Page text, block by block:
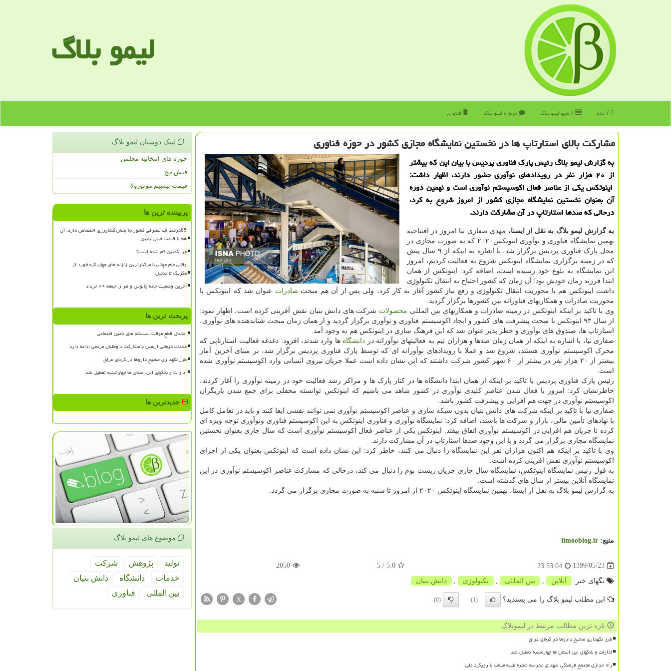
لیمو بلاگ
خانه آرشیو لیمو بلاگ درباره لیمو بلاگ فناوری
مشاركت بالای استارتاپ ها در نخستین نمایشگاه مجازی كشور در حوزه فناوری
به گزارش لیمو بلاگ رئیس پارك فناوری پردیس با بیان این كه بیشتر
از ۲۰ هزار نفر در رویدادهای نوآوری حضور دارند، اظهار داشت:
اینوتكس یكی از عناصر فعال اكوسیستم نوآوری است و نهمین دوره
آن بعنوان نخستین نمایشگاه مجازی كشور از امروز شروع به كرد،
درحالی كه صدها استارتاپ در آن مشاركت دارند.
به گزارش لیمو بلاگ به نقل از ایسنا، مهدی صفاری نیا امروز در افتتاحیه
نهمین نمایشگاه فناوری و نوآوری اینوتکس۲۰۲۰ که به صورت مجازی در
محل پارک فناوری پردیس برگزار شد، با اشاره به اینکه از ۹ سال پیش
که در زمینه برگزاری نمایشگاه اینوتکس شروع به فعالیت کردیم، امروز
این نمایشگاه به بلوع خود رسیده است، اضافه کرد: اینوتکس از همان
ابتدا فرزند زمان خودش بود؛ آن زمان که کشور احتیاج به انتقال تکنولوژی
داشت اینوتکس هم با محوریت انتقال تکنولوژی و رفع نیاز کشور آغاز به کار کرد، ولی پس از آن هم مبحث صادرات عنوان شد که اینوتکس با
محوریت صادرات و همکاریهای فناورانه بین کشورها برگزار گردید.
وی با تاکید بر اینکه اینوتکس در زمینه صادرات و همکاریهای بین المللی محصولات شرکت های دانش بنیان نقش آفرینی کرده است، اظهار نمود:
از سال ۹۳ اینوتکس با مبحث پیشرفت های کشور و ایجاد اکوسیستم فناوری و نوآوری برگزار گردید و از همان زمان مبحث شتابدهنده های نوآوری،
استارتاپ ها، صندوق های نوآوری و خطر پذیر عنوان شد که این فرهنگ سازی در اینوتکس هم به وجود آمد.
صفاری نیا، با اشاره به اینکه از همان زمان صدها و هزاران تیم به فعالیتهای نوآورانه در دانشگاه ها وارد شدند، افزود: دغدغه فعالیت استارتاپی که
محرک اکوسیستم نوآوری هستند، شروع شد و عملا با رویدادهای نوآورانه ای که توسط پارک فناوری پردیس برگزار شد، بر مبنای آخرین آمار
بیشتر از ۲۰ هزار نفر در بیشتر از ۶۰ شهر کشور شرکت داشتند که این نشان داده است عملا جریان نیروی انسانی وارد اکوسیستم نوآوری شده
است.
رئیس پارک فناوری پردیس با تاکید بر اینکه از همان ابتدا دانشگاه ها در کنار پارک ها و مراکز رشد فعالیت خود در زمینه نوآوری را آغاز کردند،
خاطرنشان کرد: امروز با فعال شدن عناصر کلیدی نوآوری در کشور شاهد می باشیم که اینوتکس توانسته محفلی برای جمع شدن بازیگران
اکوسیستم نوآوری در جهت هم افزایی و پیشرفت کشور باشد.
صفاری نیا با تاکید بر اینکه شرکت های دانش بنیان بدون شبکه سازی و عناصر اکوسیستم نوآوری نمی توانند نقشی ایفا کنند و باید در تعامل کامل
با نهادهای تأمین مالی، بازار و شرکت ها باشند، اضافه کرد: نمایشگاه نوآوری و فناوری اینوتکس به این اکوسیستم فناوری ونوآوری توجه ویژه ای
کرده تا جریان هم افزایی در اکوسیستم نوآوری اتفاق بیفتد. اینوتکس یکی از عناصر فعال اکوسیستم نوآوری است که سال جاری بعنوان نخستین
نمایشگاه مجازی برگزار می گردد و با این وجود صدها استارتاپ در آن مشارکت دارند.
وی با تاکید بر اینکه هم اکنون هزاران نفر این نمایشگاه را دنبال می کنند، خاطر کرد: این نشان داده است که اینوتکس بعنوان یکی از اجزای
اکوسیستم نوآوری نقش افرینی کرده است.
به قول رئیس نمایشگاه اینوتکس، نمایشگاه سال جاری جریان زیست بوم را دنبال می کند، درحالی که مشارکت عناصر اکوسیستم نوآوری در این
نمایشگاه آنلاین بیشتر از سال های گذشته است.
به گزارش لیمو بلاگ به نقل از ایسنا، نهمین نمایشگاه اینوتکس ۲۰۲۰ از امروز تا شنبه به صورت مجازی برگزار می گردد.
منبع: limooblog.ir
1399/05/23
23:53:04
5.0
/ 5
2050
تگهای خبر: آنلاین بین المللی تكنولوژی دانش بنیان
این مطلب لیمو بلاگ را می پسندید؟ (1)
(0)
X
تازه ترین مطالب مرتبط در لیموبلاگ
طرز نگهداری صحیح داروها در گرمای عراق
ادارات و بانکهای این استان ها چهارشنبه تعطیل شد
راه اندازی مجتمع فرهنگی شهدای مدرسه شجره طیبه میناب با رویکرد ملی
لینک دوستان لیمو بلاگ
حوزه های انتخابیه مجلس
فیش حج
قیمت بیسیم موتورولا
پربیننده ترین ها
85درصد آب مصرفی کشور به بخش کشاورزی اختصاص دارد، آن
هم با قیمت خیلی پایین
چرا کدئین کم شده است؟
وقتی جام جهانی با مرگبارترین زلزله های جهان گره خورد از
مکزیک تا منجیل
آخرین وضعیت جاده چالوس و هراز، جمعه ۲۹ خرداد
پربحث ترین ها
احتمال قطع موقت سیستم های تامین اجتماعی
خدمات درمانی اربعین با مشارکت داوطلبان مردمی ادامه دارد
طرز نگهداری صحیح داروها در گرمای عراق
ادارات و بانکهای این استان ها چهارشنبه تعطیل شد
جدیدترین ها
موضوع های لیمو بلاگ
تولید پژوهش
شركت
خدمات
دانشگاه
دانش بنیان
بین المللی
فناوری